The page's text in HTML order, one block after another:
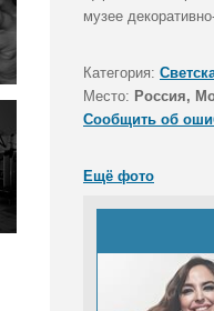
музее
Категория:
Место: Россия,
Сообщить об
Ещё фото